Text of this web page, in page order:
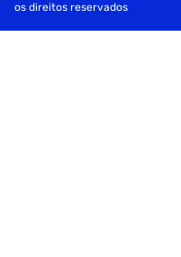
os direitos reservados